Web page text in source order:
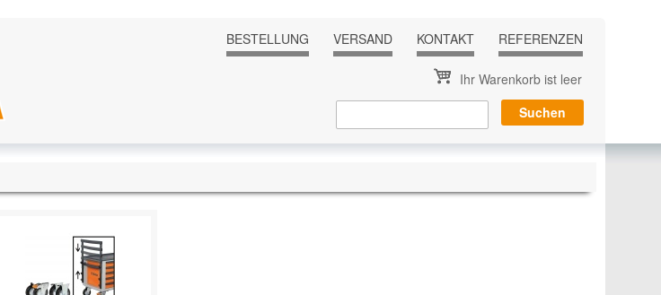
BESTELLUNG
VERSAND KONTAKT REFERENZEN
Ihr Warenkorb ist leer